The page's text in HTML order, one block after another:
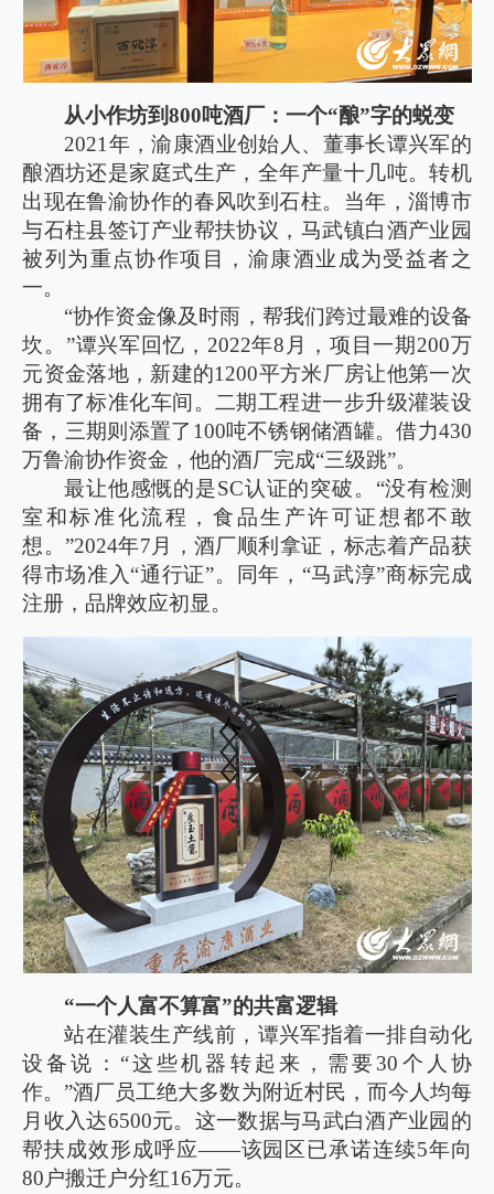
从小作坊到800吨酒厂：一个“酿”字的蜕变
2021年，渝康酒业创始人、董事长谭兴军的
酿酒坊还是家庭式生产，全年产量十几吨。转机
出现在鲁渝协作的春风吹到石柱。当年，淄博市
与石柱县签订产业帮扶协议，马武镇白酒产业园
被列为重点协作项目，渝康酒业成为受益者之
一。
“协作资金像及时雨，帮我们跨过最难的设备
坎。”谭兴军回忆，2022年8月，项目一期200万
元资金落地，新建的1200平方米厂房让他第一次
拥有了标准化车间。二期工程进一步升级灌装设
备，三期则添置了100吨不锈钢储酒罐。借力430
万鲁渝协作资金，他的酒厂完成“三级跳”。
最让他感慨的是SC认证的突破。“没有检测
室和标准化流程，食品生产许可证想都不敢
想。”2024年7月，酒厂顺利拿证，标志着产品获
得市场准入“通行证”。同年，“马武淳”商标完成
注册，品牌效应初显。
“一个人富不算富”的共富逻辑
站在灌装生产线前，谭兴军指着一排自动化
设备说：“这些机器转起来，需要30个人协
作。”酒厂员工绝大多数为附近村民，而今人均每
月收入达6500元。这一数据与马武白酒产业园的
帮扶成效形成呼应——该园区已承诺连续5年向
80户搬迁户分红16万元。